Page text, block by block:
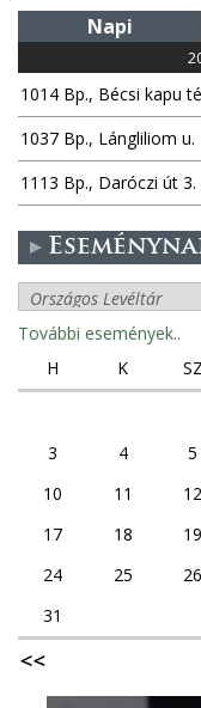
Napi
1014 Bp., Bécsi kapu
1037 Bp., Lángliliom u.
1113 Bp., Daróczi út 3.
További események..
H
K SZ
3
4 5
10
11 12
17
18 19
24
25 26
31